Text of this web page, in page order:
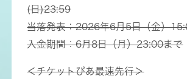
(日)23:59
当落発表：2026年6月5日（金）
入金期間：6月8日（月）23:00まで
＜チケットぴあ最速先行＞